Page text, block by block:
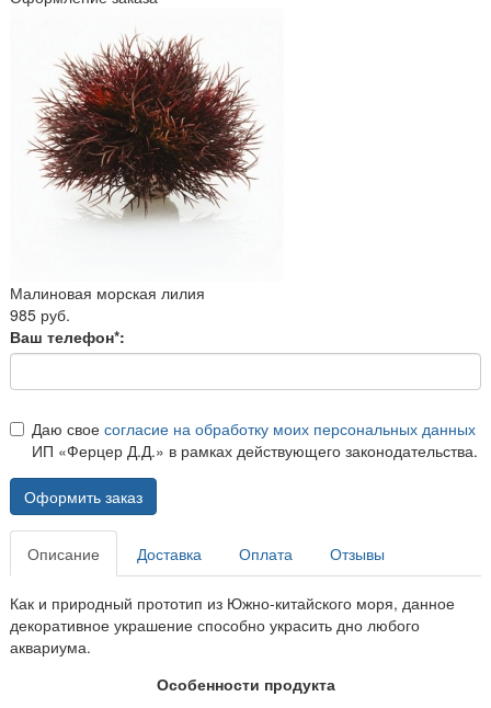
Малиновая морская лилия
985 руб.
Ваш телефон*:
Даю свое согласие на обработку моих персональных данных
ИП «Ферцер Д.Д.» в рамках действующего законодательства.
Оформить заказ
Описание Доставка Оплата Отзывы
Как и природный прототип из Южно-китайского моря, данное
декоративное украшение способно украсить дно любого
аквариума.
Особенности продукта